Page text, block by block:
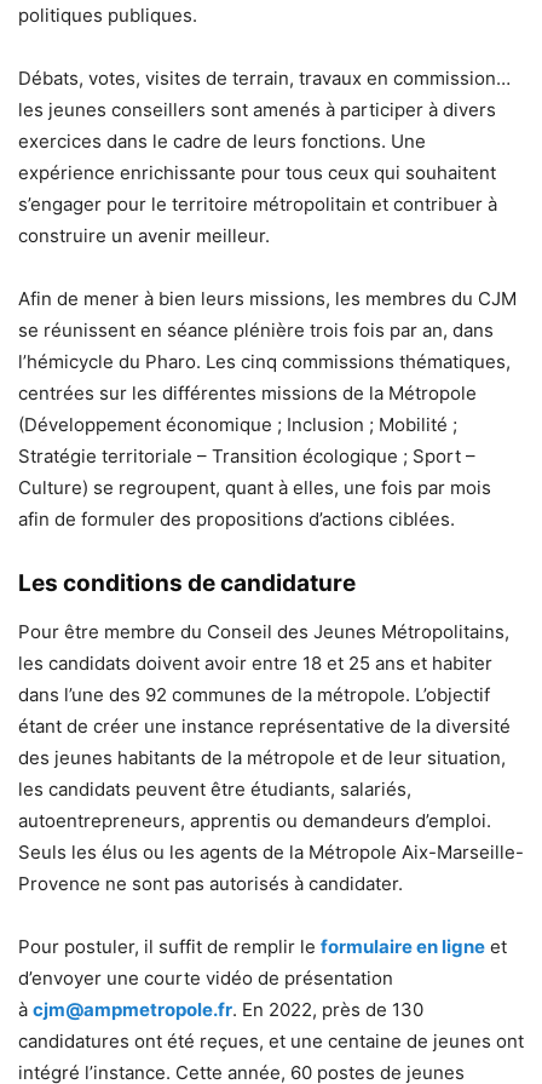
politiques publiques.
Débats, votes, visites de terrain, travaux en commission…
les jeunes conseillers sont amenés à participer à divers
exercices dans le cadre de leurs fonctions. Une
expérience enrichissante pour tous ceux qui souhaitent
s’engager pour le territoire métropolitain et contribuer à
construire un avenir meilleur.
Afin de mener à bien leurs missions, les membres du CJM
se réunissent en séance plénière trois fois par an, dans
l’hémicycle du Pharo. Les cinq commissions thématiques,
centrées sur les différentes missions de la Métropole
(Développement économique ; Inclusion ; Mobilité ;
Stratégie territoriale – Transition écologique ; Sport –
Culture) se regroupent, quant à elles, une fois par mois
afin de formuler des propositions d’actions ciblées.
Les conditions de candidature
Pour être membre du Conseil des Jeunes Métropolitains,
les candidats doivent avoir entre 18 et 25 ans et habiter
dans l’une des 92 communes de la métropole. L’objectif
étant de créer une instance représentative de la diversité
des jeunes habitants de la métropole et de leur situation,
les candidats peuvent être étudiants, salariés,
autoentrepreneurs, apprentis ou demandeurs d’emploi.
Seuls les élus ou les agents de la Métropole Aix-Marseille-
Provence ne sont pas autorisés à candidater.
Pour postuler, il suffit de remplir le formulaire en ligne et
d’envoyer une courte vidéo de présentation
à cjm@ampmetropole.fr. En 2022, près de 130
candidatures ont été reçues, et une centaine de jeunes ont
intégré l’instance. Cette année, 60 postes de jeunes